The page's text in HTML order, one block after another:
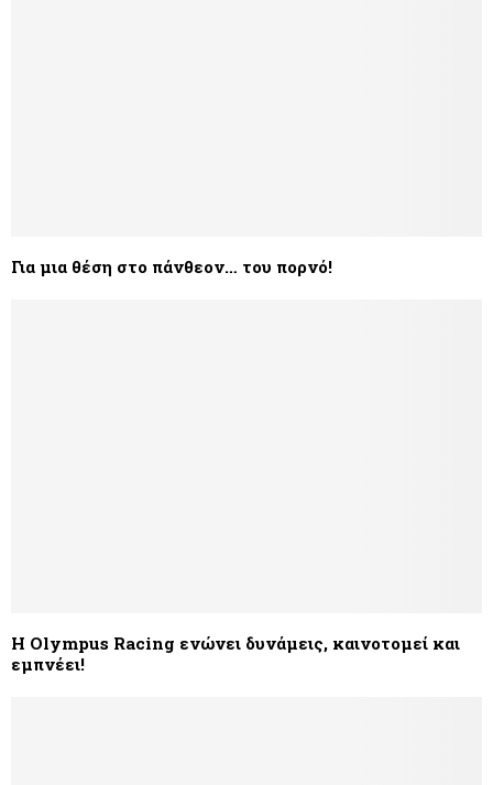
Για μια θέση στο πάνθεον… του πορνό!
H Olympus Racing ενώνει δυνάμεις, καινοτομεί και
εμπνέει!